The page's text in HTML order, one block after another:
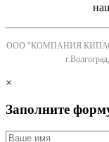
ООО "КОМПАНИЯ
×
Заполните